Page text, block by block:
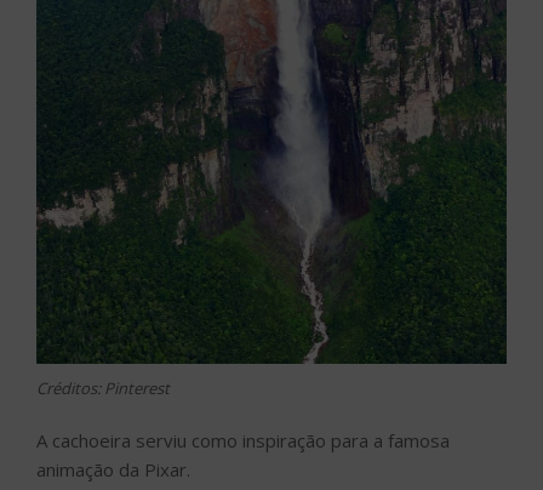
Créditos: Pinterest
A cachoeira serviu como inspiração para a famosa
animação da Pixar.